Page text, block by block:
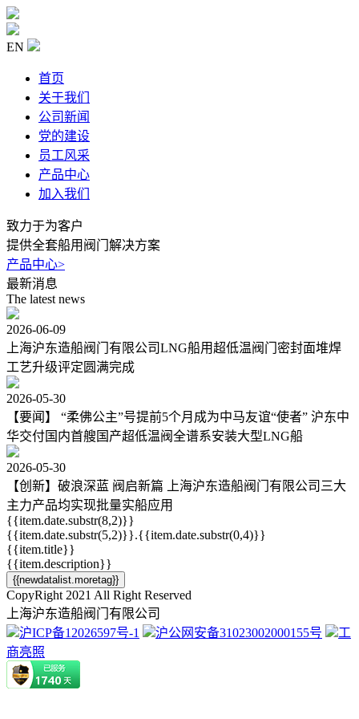
EN
首页
关于我们
公司新闻
党的建设
员工风采
产品中心
加入我们
致力于为客户
提供全套船用阀门解决方案
产品中心>
最新消息
The latest news
2026-06-09
上海沪东造船阀门有限公司LNG船用超低温阀门密封面堆焊
工艺升级评定圆满完成
2026-05-30
【要闻】 “柔佛公主”号提前5个月成为中马友谊“使者” 沪东中
华交付国内首艘国产超低温阀全谱系安装大型LNG船
2026-05-30
【创新】破浪深蓝 阀启新篇 上海沪东造船阀门有限公司三大
主力产品均实现批量实船应用
{{item.date.substr(8,2)}}
{{item.date.substr(5,2)}}.{{item.date.substr(0,4)}}
{{item.title}}
{{item.description}}
{{newdatalist.moretag}}
CopyRight 2021 All Right Reserved
上海沪东造船阀门有限公司
沪ICP备12026597号-1
沪公网安备31023002000155号
工
商亮照